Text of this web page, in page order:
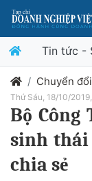
Tin tức -
Chuyển
Thứ Sáu, 18/10/
Bộ
sinh
chia sẻ